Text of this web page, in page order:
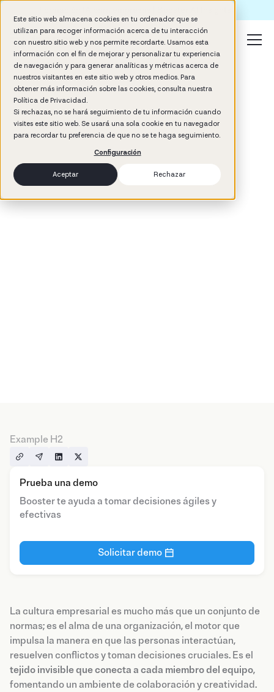
Este sitio web almacena cookies en tu ordenador que se
utilizan para recoger información acerca de tu interacción
con nuestro sitio web y nos permite recordarte. Usamos esta
información con el fin de mejorar y personalizar tu experiencia
de navegación y para generar analíticas y métricas acerca de
nuestros visitantes en este sitio web y otros medios. Para
obtener más información sobre las cookies, consulta nuestra
Política de Privacidad.
Si rechazas, no se hará seguimiento de tu información cuando
visites este sitio web. Se usará una sola cookie en tu navegador
para recordar tu preferencia de que no se te haga seguimiento.
Configuración
Aceptar Rechazar
min read
Example H2
Prueba una demo
Booster te ayuda a tomar decisiones ágiles y
efectivas
Solicitar demo
La cultura empresarial es mucho más que un conjunto de
normas; es el alma de una organización, el motor que
impulsa la manera en que las personas interactúan,
resuelven conflictos y toman decisiones cruciales. Es el
tejido invisible que conecta a cada miembro del equipo,
fomentando un ambiente de colaboración y creatividad.